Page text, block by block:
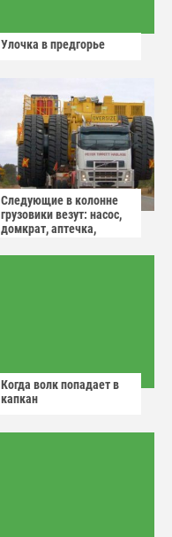
Улочка в предгорье
Следующие в колонне
грузовики везут: насос,
домкрат, аптечка,
Когда волк попадает в
капкан